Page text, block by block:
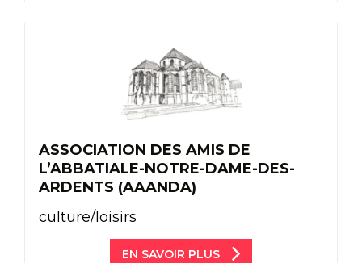
ASSOCIATION DES AMIS DE
L’ABBATIALE-NOTRE-DAME-DES-
ARDENTS (AAANDA)
culture/loisirs
EN SAVOIR PLUS